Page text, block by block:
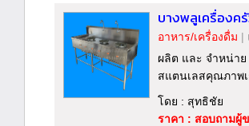
บางพลูเครื่องค
อาหาร/เครื่องดื่ม |
ผลิต และ จำหน่าย
สแตนเลสคุณภาพเ
โดย : สุทธิชัย
ราคา : สอบถามผู้